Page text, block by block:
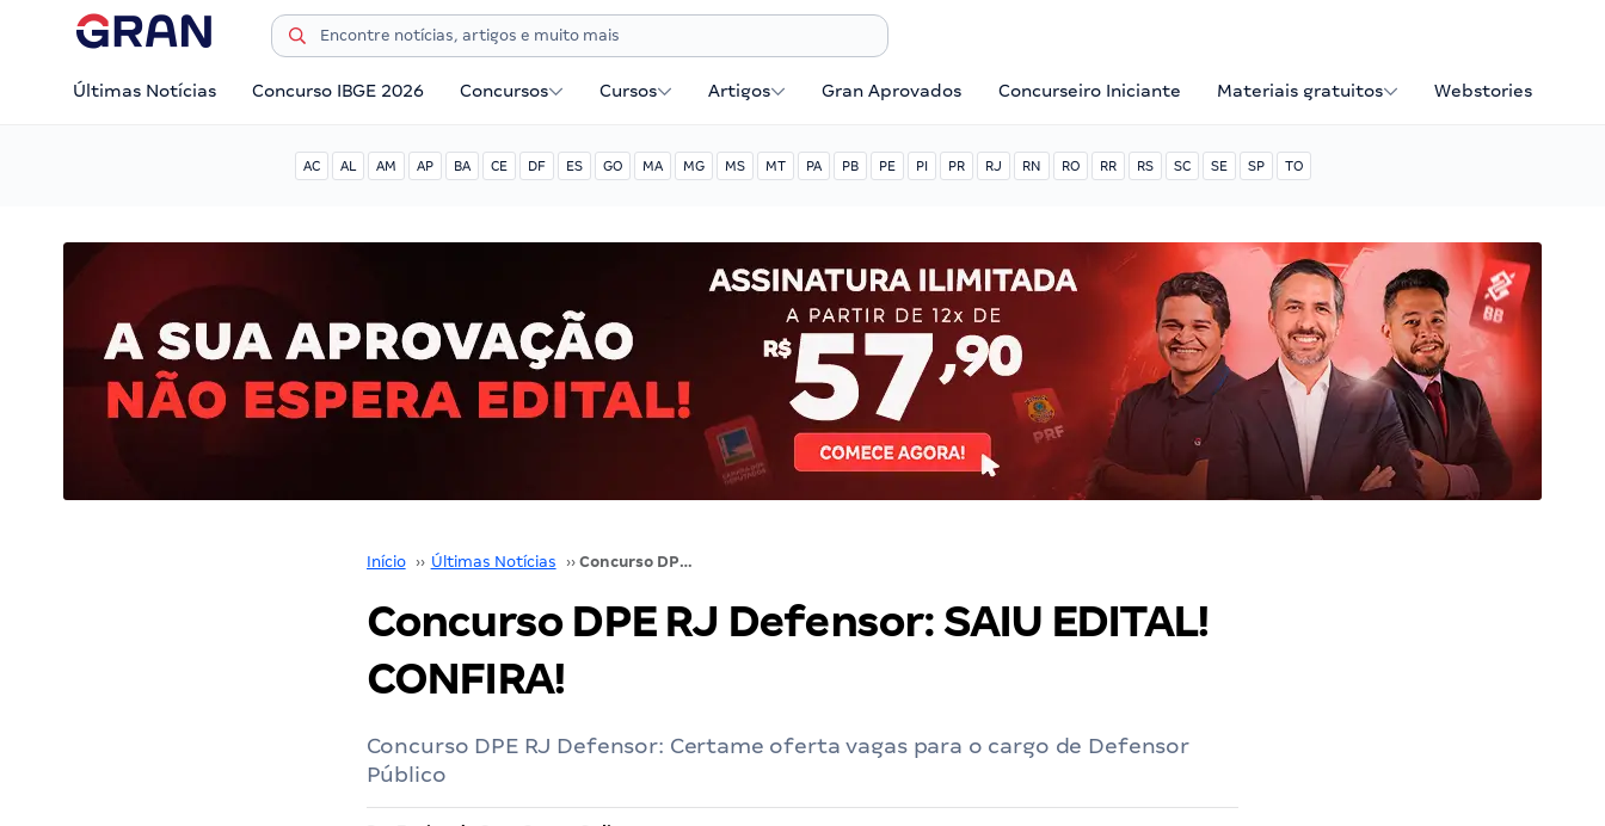
Últimas Notícias Concurso IBGE 2026 Concursos Cursos Artigos Gran Aprovados Concurseiro Iniciante Materiais gratuitos Webstories
AC AL AM AP BA CE DF ES GO MA MG MS MT PA PB PE PI PR RJ RN RO RR RS SC SE SP TO
Início ›› Últimas Notícias ›› Concurso DPE RJ Defensor: SAIU EDITAL! CONFIRA!
Concurso DPE RJ Defensor: SAIU EDITAL!
CONFIRA!
Concurso DPE RJ Defensor: Certame oferta vagas para o cargo de Defensor
Público